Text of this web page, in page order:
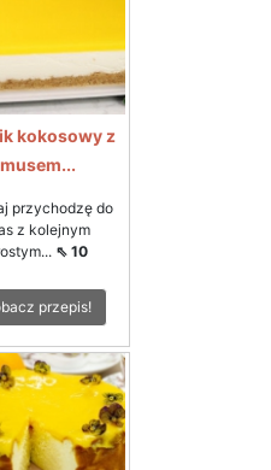
kokosowy z
musem...
przychodzę do
z kolejnym
⇖ 10
przepis!